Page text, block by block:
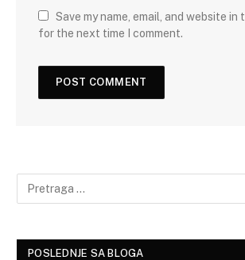
Save my name, email, and website in
for the next time I comment.
POSLEDNJE SA BLOGA